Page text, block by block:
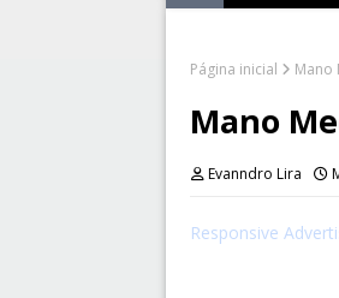
Página inicial Mano
Mano
Evanndro Lira
Responsive